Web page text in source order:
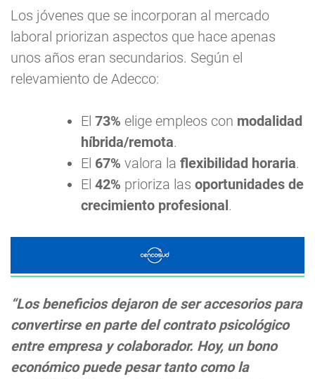
Los jóvenes que se incorporan al mercado
laboral priorizan aspectos que hace apenas
unos años eran secundarios. Según el
relevamiento de Adecco:
El 73% elige empleos con modalidad
híbrida/remota.
El 67% valora la flexibilidad horaria.
El 42% prioriza las oportunidades de
crecimiento profesional .
“Los beneficios dejaron de ser accesorios para
convertirse en parte del contrato psicológico
entre empresa y colaborador. Hoy, un bono
económico puede pesar tanto como la